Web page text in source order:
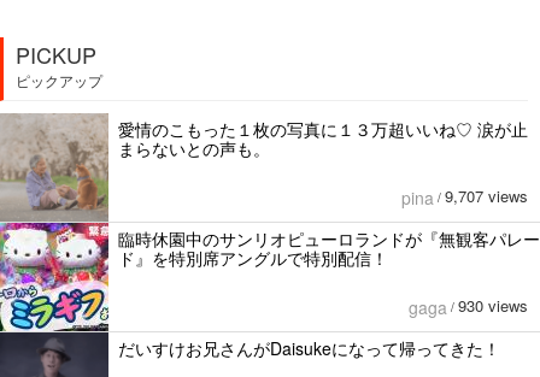
PICKUP
ピックアップ
愛情のこもった１枚の写真に１３万超いいね♡ 涙が止
まらないとの声も。
pina / 9,707 views
臨時休園中のサンリオピューロランドが『無観客パレー
ド』を特別席アングルで特別配信！
gaga / 930 views
だいすけお兄さんがDaisukeになって帰ってきた！